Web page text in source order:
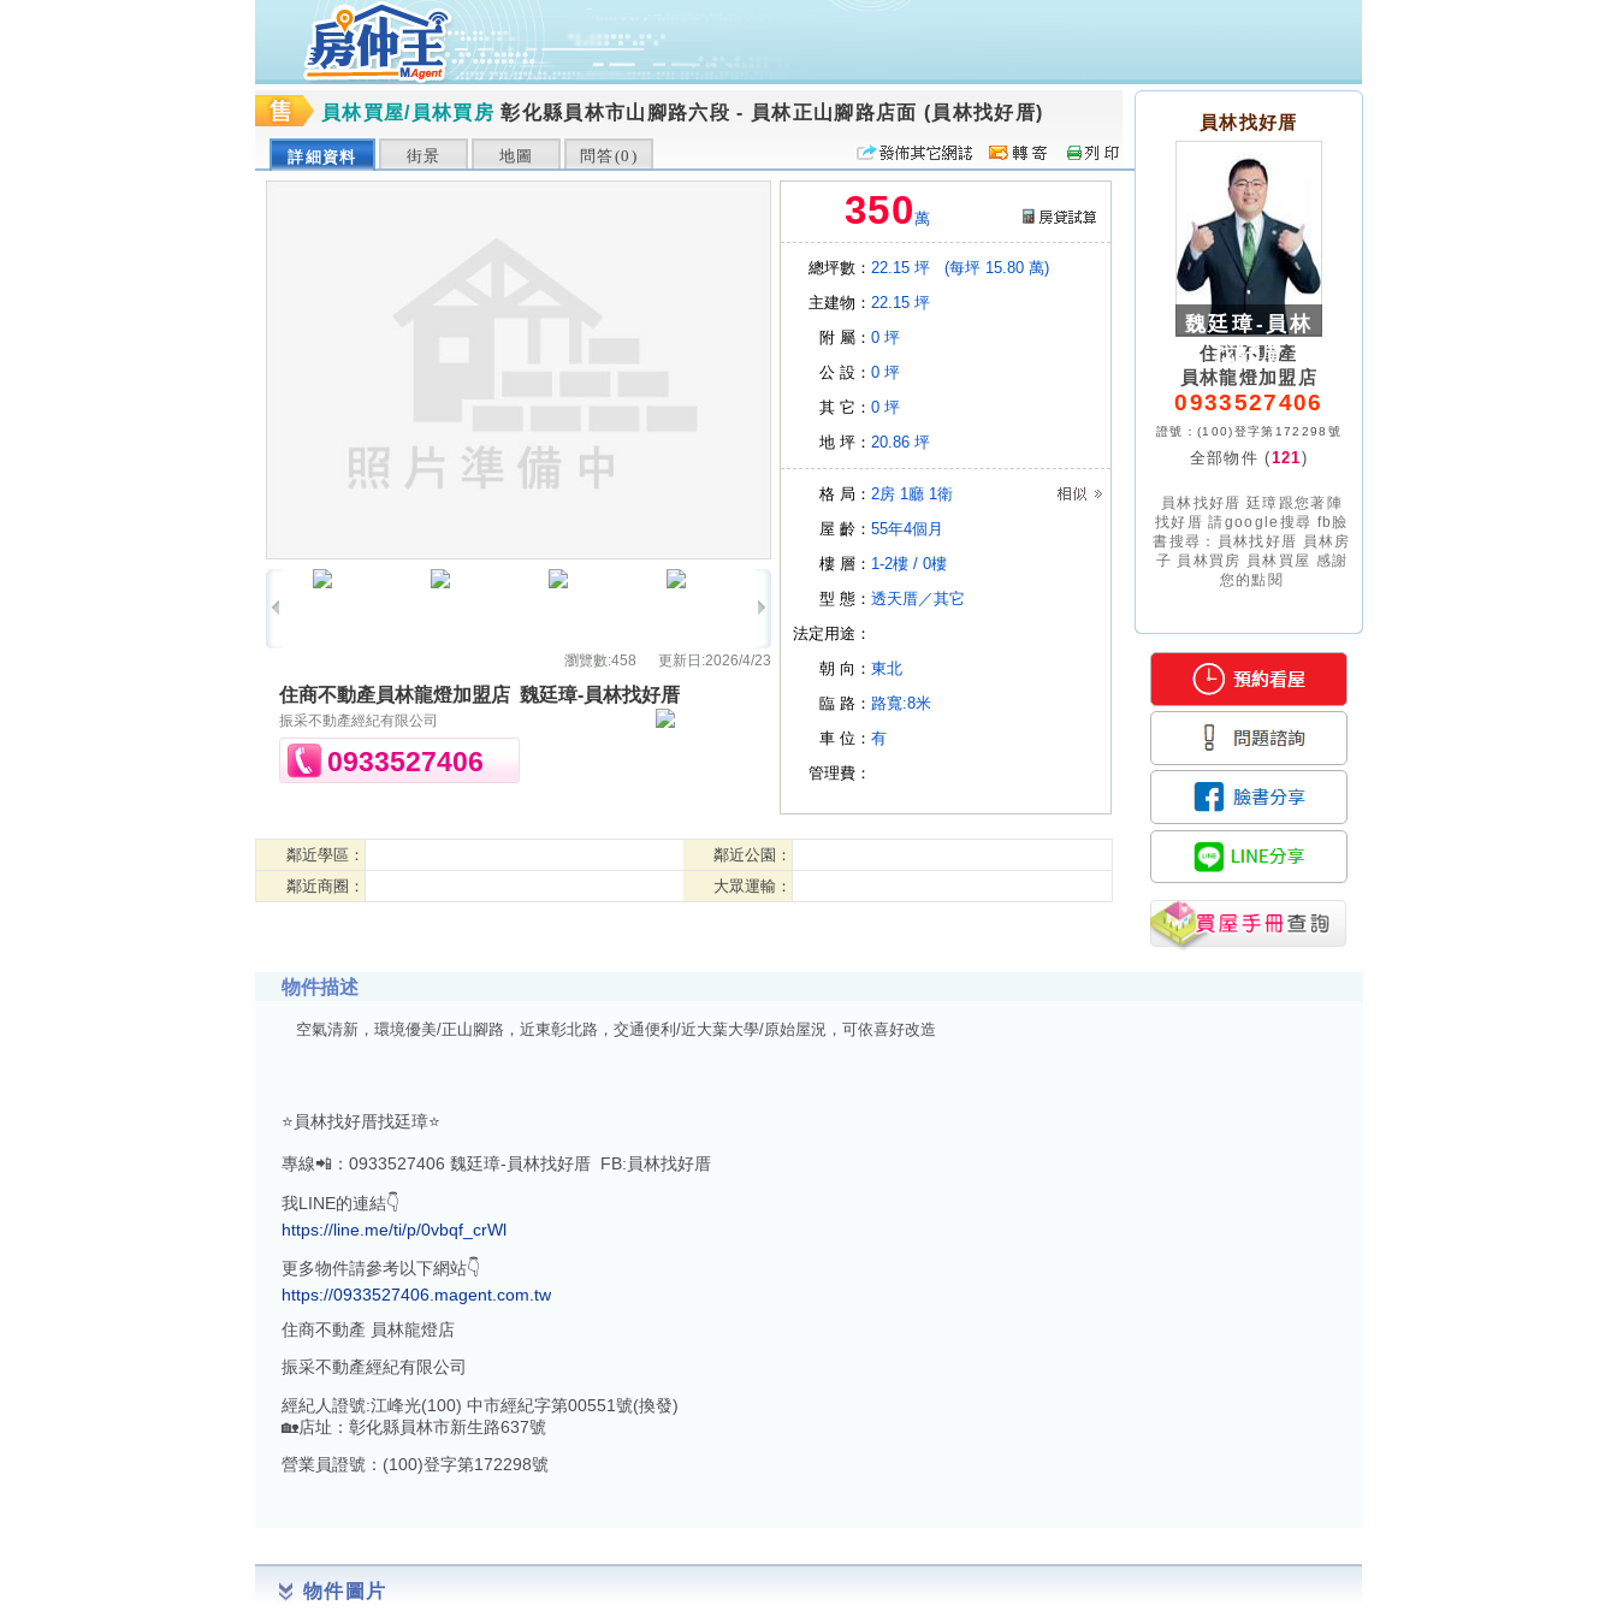
員林買屋/員林買房 彰化縣員林市山腳路六段 - 員林正山腳路店面 (員林找好厝)
詳細資料 街景 地圖 問答(0 )
瀏覽數:458 更新日:2026/4/23
住商不動產員林龍燈加盟店 魏廷璋-員林找好厝
振采不動產經紀有限公司
0933527406
350萬
總坪數： 22.15 坪
(每坪 15.80 萬)
主建物： 22.15 坪
附 屬： 0 坪
公 設： 0 坪
其 它： 0 坪
地 坪： 20.86 坪
格 局： 2房 1廳 1衛
屋 齡： 55年4個月
樓 層： 1-2樓 / 0樓
型 態： 透天厝／其它
法定用途：
朝 向： 東北
臨 路： 路寬:8米
車 位： 有
管理費：
鄰近學區：
鄰近公園：
鄰近商圈：
大眾運輸：
員林找好厝
魏廷璋-員林
找好厝
住商不動產
員林龍燈加盟店
0933527406
證號：(100)登字第172298號
全部物件 (121)
員林找好厝 廷璋跟您著陣
找好厝 請google搜尋 fb臉
書搜尋：員林找好厝 員林房
子 員林買房 員林買屋 感謝
您的點閱
物件描述
空氣清新，環境優美/正山腳路，近東彰北路，交通便利/近大葉大學/原始屋況，可依喜好改造
⭐️員林找好厝找廷璋⭐️
專線📲：0933527406 魏廷璋-員林找好厝 FB:員林找好厝
我LINE的連結👇
https://line.me/ti/p/0vbqf_crWl
更多物件請參考以下網站👇
https://0933527406.magent.com.tw
住商不動產 員林龍燈店
振采不動產經紀有限公司
經紀人證號:江峰光(100) 中市經紀字第00551號(換發)
🏡店址：彰化縣員林市新生路637號
營業員證號：(100)登字第172298號
物件圖片